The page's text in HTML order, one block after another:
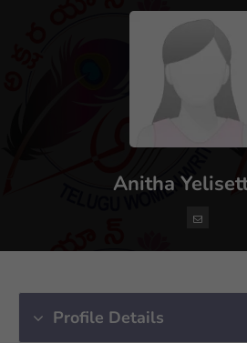
Anitha
Profile Details